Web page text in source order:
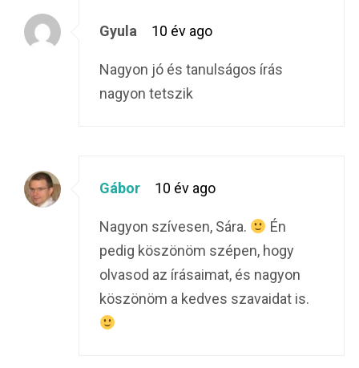
Gyula 10 év ago
Nagyon jó és tanulságos írás
nagyon tetszik
Gábor 10 év ago
Nagyon szívesen, Sára.
Én
pedig köszönöm szépen, hogy
olvasod az írásaimat, és nagyon
köszönöm a kedves szavaidat is.